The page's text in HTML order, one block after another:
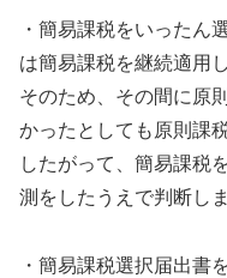
・簡易課税をいったん
は簡易課税を継続適用
そのため、その間に原
かったとしても原則課
したがって、簡易課税
測をしたうえで判断し
・簡易課税選択届出書